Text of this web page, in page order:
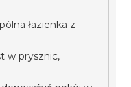
łazienka z
w prysznic,